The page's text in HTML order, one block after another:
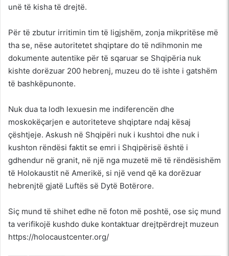
unë të kisha të drejtë.
Për të zbutur irritimin tim të ligjshëm, zonja mikpritëse më
tha se, nëse autoritetet shqiptare do të ndihmonin me
dokumente autentike për të sqaruar se Shqipëria nuk
kishte dorëzuar 200 hebrenj, muzeu do të ishte i gatshëm
të bashkëpunonte.
Nuk dua ta lodh lexuesin me indiferencën dhe
moskokëçarjen e autoriteteve shqiptare ndaj kësaj
çështjeje. Askush në Shqipëri nuk i kushtoi dhe nuk i
kushton rëndësi faktit se emri i Shqipërisë është i
gdhendur në granit, në një nga muzetë më të rëndësishëm
të Holokaustit në Amerikë, si një vend që ka dorëzuar
hebrenjtë gjatë Luftës së Dytë Botërore.
Siç mund të shihet edhe në foton më poshtë, ose siç mund
ta verifikojë kushdo duke kontaktuar drejtpërdrejt muzeun
https://holocaustcenter.org/